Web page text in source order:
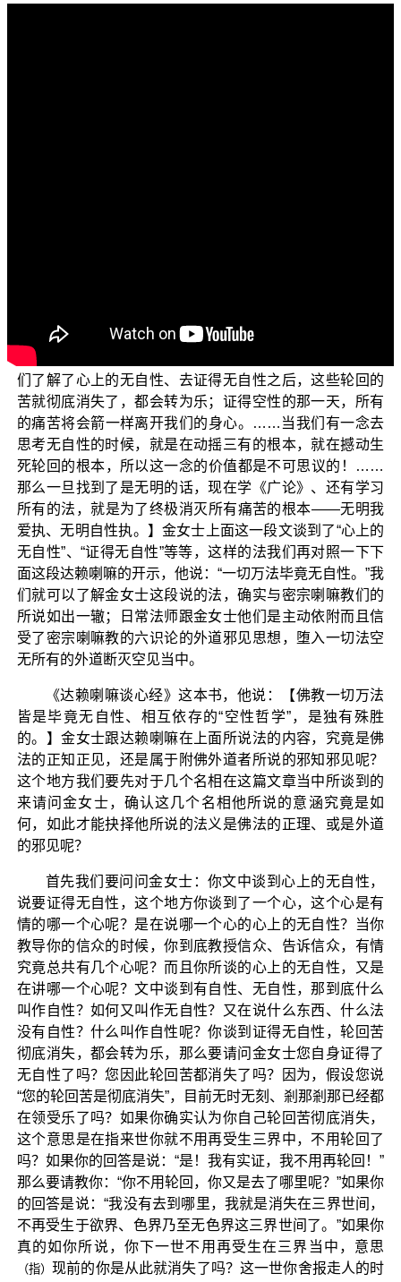
学的一封信〉。在这封信中他谈到如何撼动生死轮回的根
本，他这么说的：【轮回世界的性质是苦的，但是一旦我
们了解了心上的无自性、去证得无自性之后，这些轮回的
苦就彻底消失了，都会转为乐；证得空性的那一天，所有
的痛苦将会箭一样离开我们的身心。……当我们有一念去
思考无自性的时候，就是在动摇三有的根本，就在撼动生
死轮回的根本，所以这一念的价值都是不可思议的！……
那么一旦找到了是无明的话，现在学《广论》、还有学习
所有的法，就是为了终极消灭所有痛苦的根本——无明我
爱执、无明自性执。】金女士上面这一段文谈到了“心上的
无自性”、“证得无自性”等等，这样的法我们再对照一下下
面这段达赖喇嘛的开示，他说：“一切万法毕竟无自性。”我
们就可以了解金女士这段说的法，确实与密宗喇嘛教们的
所说如出一辙；日常法师跟金女士他们是主动依附而且信
受了密宗喇嘛教的六识论的外道邪见思想，堕入一切法空
无所有的外道断灭空见当中。
《达赖喇嘛谈心经》这本书，他说：【佛教一切万法
皆是毕竟无自性、相互依存的“空性哲学”，是独有殊胜
的。】金女士跟达赖喇嘛在上面所说法的内容，究竟是佛
法的正知正见，还是属于附佛外道者所说的邪知邪见呢？
这个地方我们要先对于几个名相在这篇文章当中所谈到的
来请问金女士，确认这几个名相他所说的意涵究竟是如
何，如此才能抉择他所说的法义是佛法的正理、或是外道
的邪见呢？
首先我们要问问金女士：你文中谈到心上的无自性，
说要证得无自性，这个地方你谈到了一个心，这个心是有
情的哪一个心呢？是在说哪一个心的心上的无自性？当你
教导你的信众的时候，你到底教授信众、告诉信众，有情
究竟总共有几个心呢？而且你所谈的心上的无自性，又是
在讲哪一个心呢？文中谈到有自性、无自性，那到底什么
叫作自性？如何又叫作无自性？又在说什么东西、什么法
没有自性？什么叫作自性呢？你谈到证得无自性，轮回苦
彻底消失，都会转为乐，那么要请问金女士您自身证得了
无自性了吗？您因此轮回苦都消失了吗？因为，假设您说
“您的轮回苦是彻底消失”，目前无时无刻、剎那剎那已经都
在领受乐了吗？如果你确实认为你自己轮回苦彻底消失，
这个意思是在指来世你就不用再受生三界中，不用轮回了
吗？如果你的回答是说：“是！我有实证，我不用再轮回！”
那么要请教你：“你不用轮回，你又是去了哪里呢？”如果你
的回答是说：“我没有去到哪里，我就是消失在三界世间，
不再受生于欲界、色界乃至无色界这三界世间了。”如果你
真的如你所说，你下一世不用再受生在三界当中，意思
（指）现前的你是从此就消失了吗？这一世你舍报走人的时